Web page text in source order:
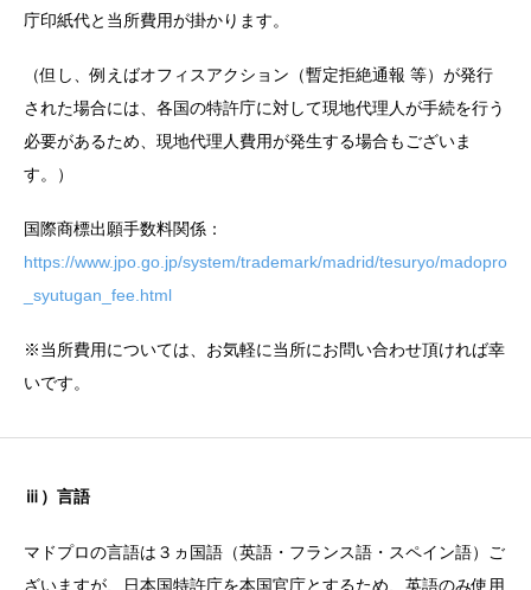
庁印紙代と当所費用が掛かります。
（但し、例えばオフィスアクション（暫定拒絶通報 等）が発行
された場合には、各国の特許庁に対して現地代理人が手続を行う
必要があるため、現地代理人費用が発生する場合もございま
す。）
国際商標出願手数料関係：
https://www.jpo.go.jp/system/trademark/madrid/tesuryo/madopro
_syutugan_fee.html
※当所費用については、お気軽に当所にお問い合わせ頂ければ幸
いです。
ⅲ）言語
マドプロの言語は３ヵ国語（英語・フランス語・スペイン語）ご
ざいますが、日本国特許庁を本国官庁とするため、英語のみ使用